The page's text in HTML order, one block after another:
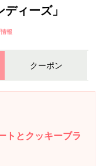
ィーズ」
報
クーポン
トとクッキーブラ